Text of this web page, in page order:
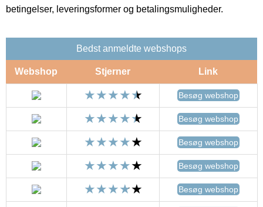
betingelser, leveringsformer og betalingsmuligheder.
Bedst anmeldte webshops
Webshop Stjerner Link
Besøg webshop
Besøg webshop
Besøg webshop
Besøg webshop
Besøg webshop